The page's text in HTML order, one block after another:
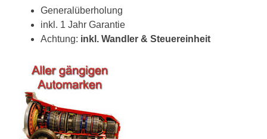
Generalüberholung
inkl. 1 Jahr Garantie
Achtung: inkl. Wandler & Steuereinheit